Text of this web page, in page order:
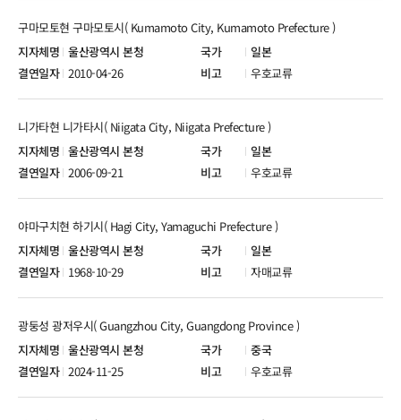
울산광역시 본청 일본
구마모토현 구마모토시( Kumamoto City, Kumamoto Prefecture )
2010-04-26 우호교류
울산광역시 본청 일본
니가타현 니가타시( Niigata City, Niigata Prefecture )
2006-09-21 우호교류
울산광역시 본청 일본
야마구치현 하기시( Hagi City, Yamaguchi Prefecture )
1968-10-29 자매교류
울산광역시 본청 중국
광둥성 광저우시( Guangzhou City, Guangdong Province )
2024-11-25 우호교류